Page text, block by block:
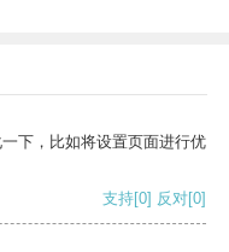
下，比如将设置页面进行优
支持[0] 反对[0]